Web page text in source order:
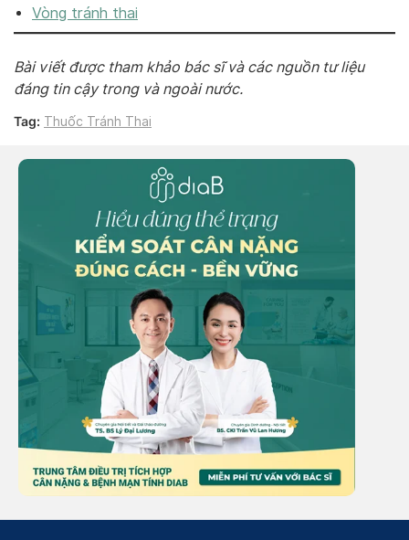
Vòng tránh thai
Bài viết được tham khảo bác sĩ và các nguồn tư liệu
đáng tin cậy trong và ngoài nước.
Tag: Thuốc Tránh Thai